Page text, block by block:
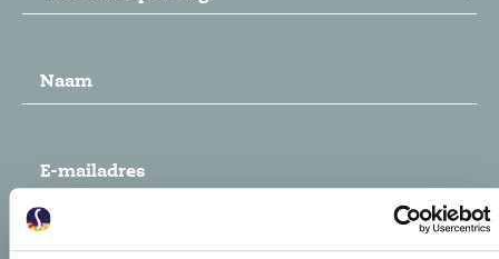
locatie(Vereist)
mailadres(Vereist)
Telefoonnummer(Vereist)